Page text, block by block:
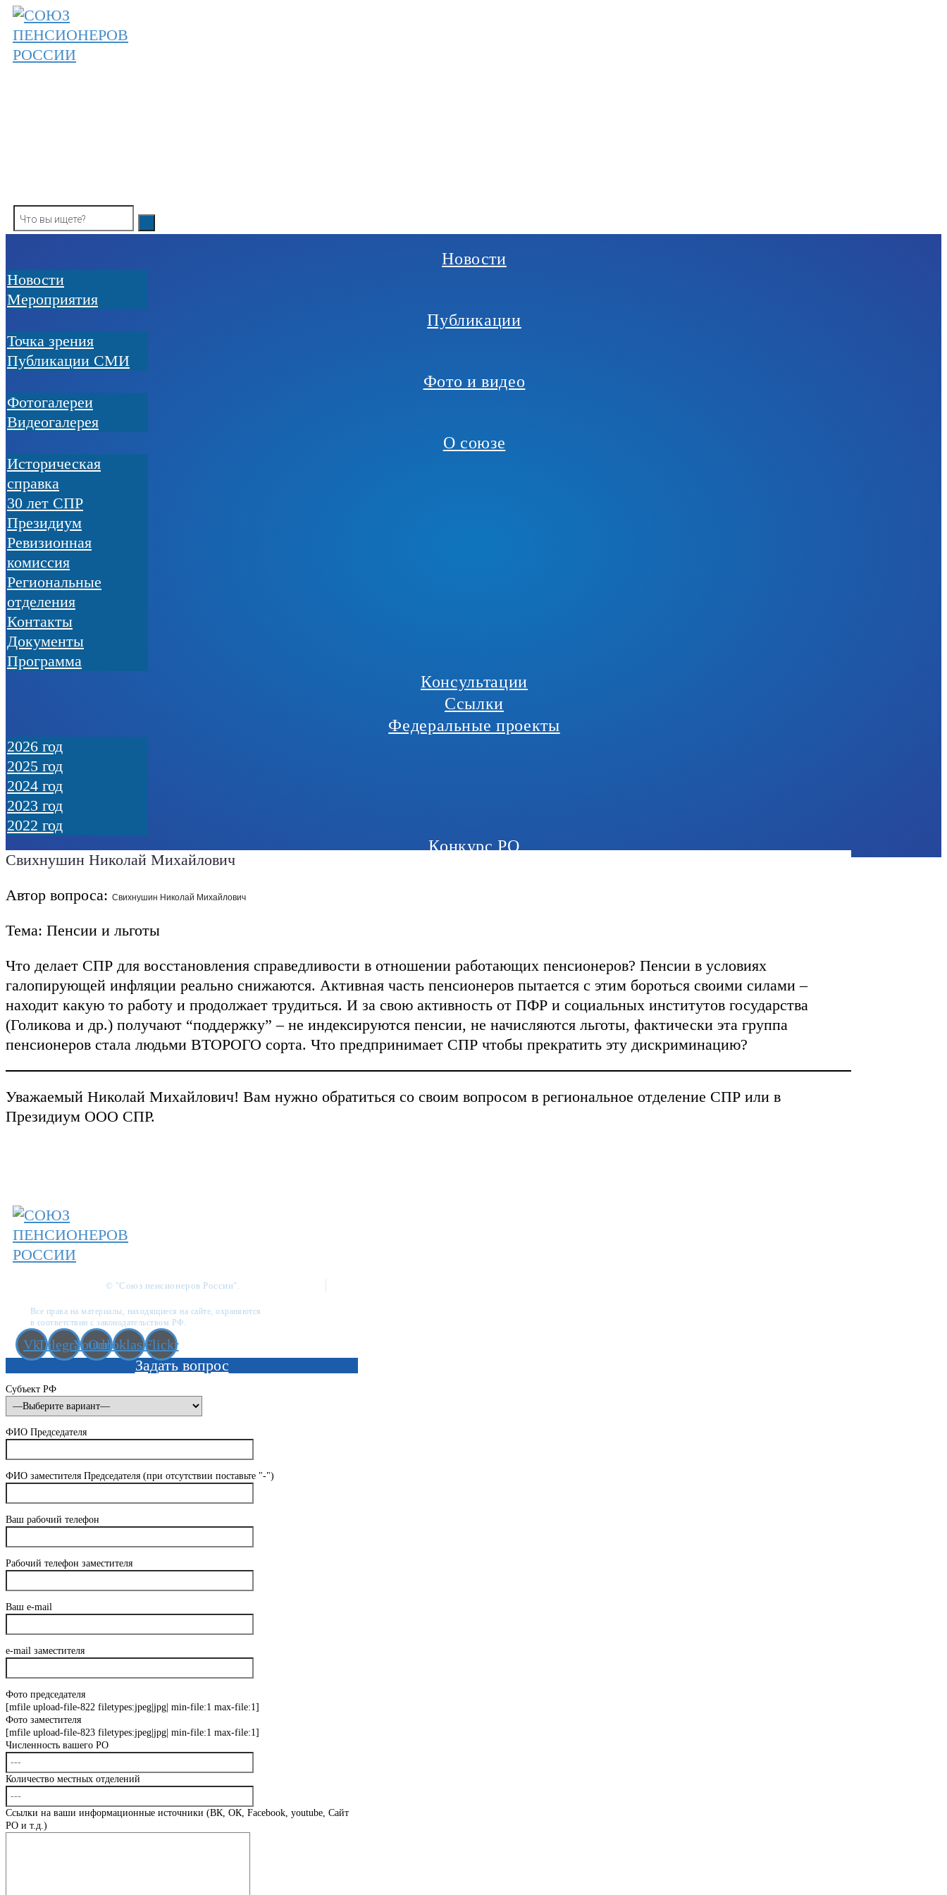
Skip
to
content
Новости
Новости
Мероприятия
Публикации
Точка зрения
Публикации СМИ
Фото и видео
Фотогалереи
Видеогалерея
О союзе
Историческая
справка
30 лет СПР
Президиум
Ревизионная
комиссия
Региональные
отделения
Контакты
Документы
Программа
Консультации
Ссылки
Федеральные проекты
2026 год
2025 год
2024 год
2023 год
2022 год
Конкурс РО
Свихнушин Николай Михайлович
Автор вопроса: Свихнушин Николай Михайлович
Тема: Пенсии и льготы
Что делает СПР для восстановления справедливости в отношении работающих пенсионеров? Пенсии в условиях
галопирующей инфляции реально снижаются. Активная часть пенсионеров пытается с этим бороться своими силами –
находит какую то работу и продолжает трудиться. И за свою активность от ПФР и социальных институтов государства
(Голикова и др.) получают “поддержку” – не индексируются пенсии, не начисляются льготы, фактически эта группа
пенсионеров стала людьми ВТОРОГО сорта. Что предпринимает СПР чтобы прекратить эту дискриминацию?
Уважаемый Николай Михайлович! Вам нужно обратиться со своим вопросом в региональное отделение СПР или в
Президиум ООО СПР.
© "Союз пенсионеров России".
Все права на материалы, находящиеся на сайте, охраняются
в соответствии с законодательством РФ.
VkTelegramYoutube
Odnoklassniki
Flickr
Задать вопрос
Субъект РФ
ФИО Председателя
ФИО заместителя Председателя (при отсутствии поставьте "-")
Ваш рабочий телефон
Рабочий телефон заместителя
Ваш e-mail
e-mail заместителя
Фото председателя
[mfile upload-file-822 filetypes:jpeg|jpg| min-file:1 max-file:1]
Фото заместителя
[mfile upload-file-823 filetypes:jpeg|jpg| min-file:1 max-file:1]
Численность вашего РО
Количество местных отделений
Ссылки на ваши информационные источники (ВК, ОК, Facebook, youtube, Сайт
РО и т.д.)